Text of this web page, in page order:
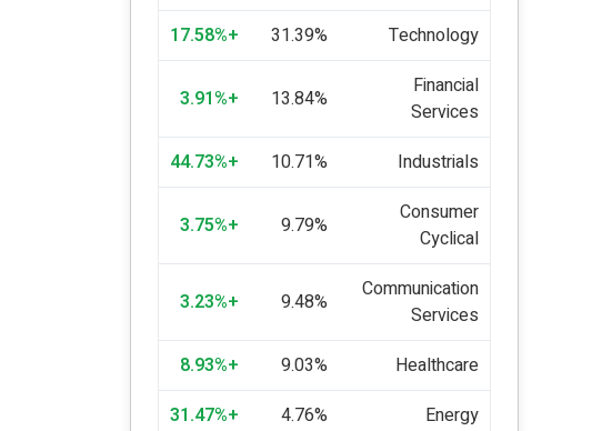
Technology
31.39%
+17.58%
Financial
Services
13.84%
+3.91%
Industrials
10.71%
+44.73%
Consumer
Cyclical
9.79%
+3.75%
Communication
Services
9.48%
+3.23%
Healthcare
9.03%
+8.93%
Energy
4.76%
+31.47%